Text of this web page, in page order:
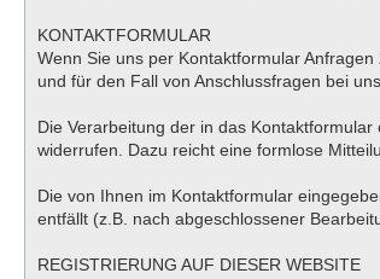
KONTAKTFORMULAR
Wenn Sie uns per Kontaktformular
und für den Fall von Anschlussfragen bei
Die Verarbeitung der in das
widerrufen. Dazu reicht eine formlose
Die von Ihnen im Kontaktformular
entfällt (z.B. nach abgeschlossener
REGISTRIERUNG AUF DIESER WEBSITE